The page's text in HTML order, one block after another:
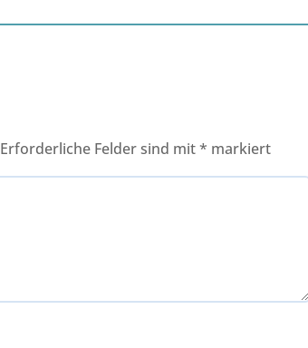
Erforderliche Felder sind mit* markiert